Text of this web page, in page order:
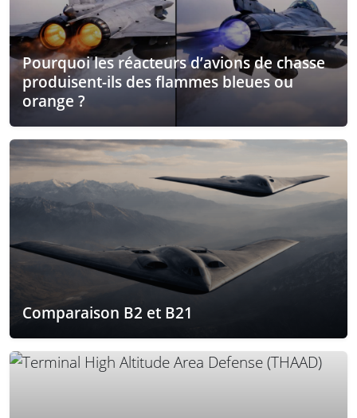
Pourquoi les réacteurs d’avions de chasse
produisent-ils des flammes bleues ou
orange ?
Comparaison B2 et B21